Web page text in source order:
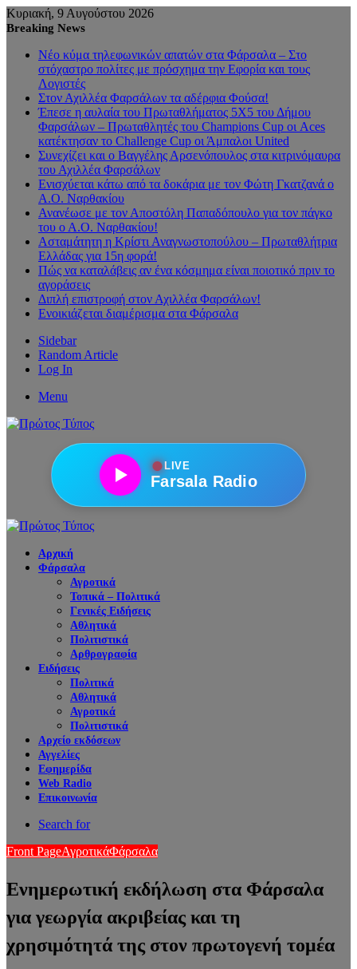
Κυριακή, 9 Αυγούστου 2026
Breaking News
Νέο κύμα τηλεφωνικών απατών στα Φάρσαλα – Στο
στόχαστρο πολίτες με πρόσχημα την Εφορία και τους
Λογιστές
Στον Αχιλλέα Φαρσάλων τα αδέρφια Φούσα!
Έπεσε η αυλαία του Πρωταθλήματος 5Χ5 του Δήμου
Φαρσάλων – Πρωταθλητές του Champions Cup οι Aces
κατέκτησαν το Challenge Cup οι Άμπαλοι United
Συνεχίζει και ο Βαγγέλης Αρσενόπουλος στα κιτρινόμαυρα
του Αχιλλέα Φαρσάλων
Ενισχύεται κάτω από τα δοκάρια με τον Φώτη Γκατζανά ο
Α.Ο. Ναρθακίου
Ανανέωσε με τον Αποστόλη Παπαδόπουλο για τον πάγκο
του ο Α.Ο. Ναρθακίου!
Ασταμάτητη η Κρίστι Αναγνωστοπούλου – Πρωταθλήτρια
Ελλάδας για 15η φορά!
Πώς να καταλάβεις αν ένα κόσμημα είναι ποιοτικό πριν το
αγοράσεις
Διπλή επιστροφή στον Αχιλλέα Φαρσάλων!
Ενοικιάζεται διαμέρισμα στα Φάρσαλα
Sidebar
Random Article
Log In
Menu
●LIVE
Farsala Radio
Αρχική
Φάρσαλα
Αγροτικά
Τοπικά – Πολιτικά
Γενικές Ειδήσεις
Αθλητικά
Πολιτιστικά
Αρθρογραφία
Ειδήσεις
Πολιτικά
Αθλητικά
Αγροτικά
Πολιτιστικά
Αρχείο εκδόσεων
Αγγελίες
Εφημερίδα
Web Radio
Επικοινωνία
Search for
Front PageΑγροτικάΦάρσαλα
Ενημερωτική εκδήλωση στα Φάρσαλα
για γεωργία ακριβείας και τη
χρησιμότητά της στον πρωτογενή τομέα